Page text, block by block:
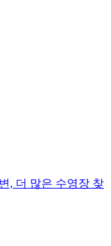
, 더 많은 수영장 찾